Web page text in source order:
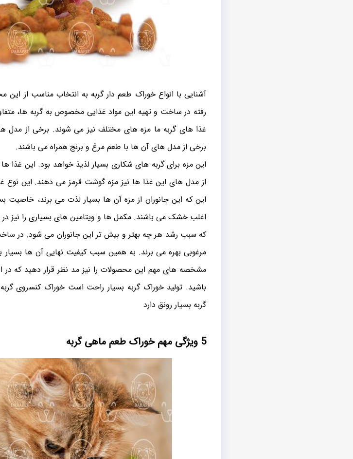
آشنایی با انواع خوراک طعم دار گربه به انتخاب مناسب از
رفته در ساخت و تهیه این مواد غذایی مخصوص به گربه ها،
غذا های گربه ما مزه های مختلف نیز می شوند. برخی از مدل
برخی از مدل های آن ها با طعم مرغ و برنج همراه می باشند.
این مزه برای گربه های شکاری بسیار لذیذ خواهد بود. این
از مدل های این غذا ها نیز مزه گوشت قرمز می دهند. این نوع
این که این جانوران از مزه آن ها بسیار لذت می برند، خاصیت
اغلب خشک می باشند. مکمل ها و ویتامین های بسیاری را نیز در
که سبب رشد هر چه بهتر و بیش تر این جانوران می شود. در
مرغوبی بهره می برند. به همین سبب کیفیت نهایی آن ها بسیار
مشخصه های مهم این محصولات را نیز مد نظر قرار دهید که در
باشید. تولید خوراک گربه بسیار راحت است خوراک کنسروی
گربه بسیار رونق دارد
5 ویژگی مهم خوراک طعم ماهی گربه